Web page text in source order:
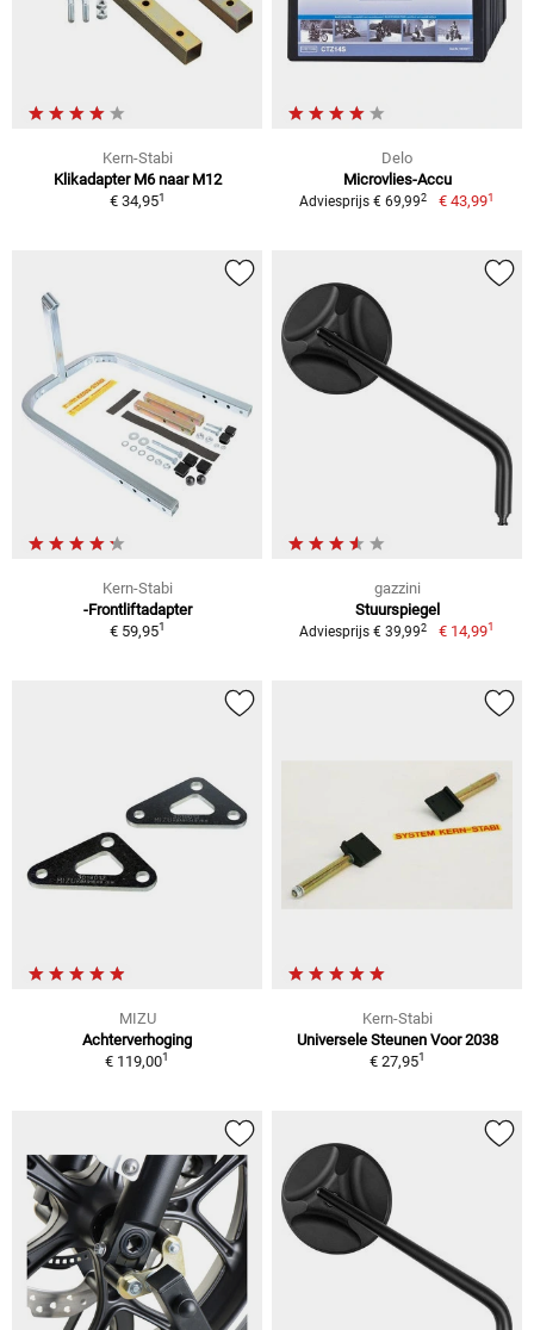
Kern-Stabi
Klikadapter M6 naar M12
€ 34,951
Delo
Microvlies-Accu
Adviesprijs € 69,992 € 43,991
Kern-Stabi
-Frontliftadapter
€ 59,951
gazzini
Stuurspiegel
Adviesprijs € 39,992 € 14,991
MIZU
Achterverhoging
€ 119,001
Kern-Stabi
Universele Steunen Voor 2038
€ 27,951